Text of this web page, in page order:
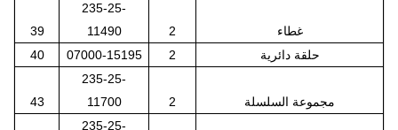
39
235-25-
11490
2
غطاء
40
07000-15195 2 حلقة دائرية
43
235-25-
11700
2 مجموعة السلسلة
235-25-